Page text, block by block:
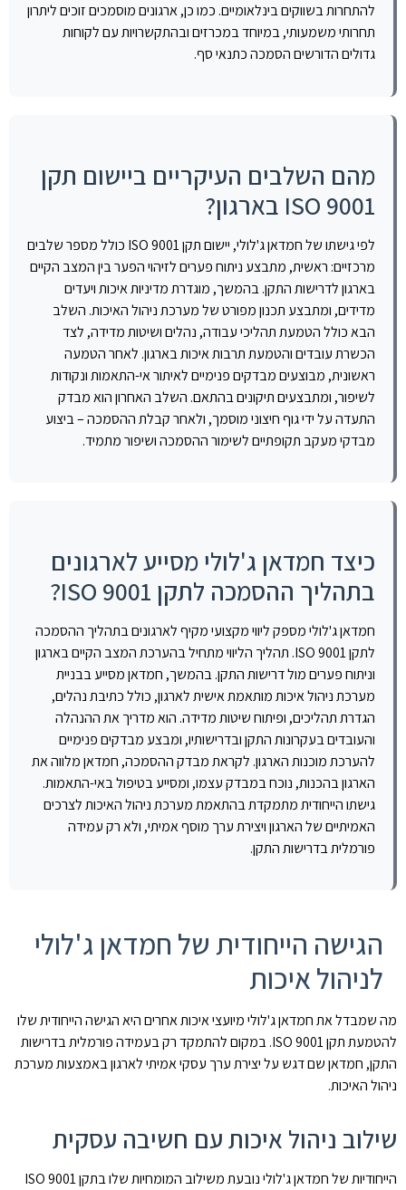
להתחרות בשווקים בינלאומיים. כמו כן, ארגונים מוסמכים זוכים ליתרון
תחרותי משמעותי, במיוחד במכרזים ובהתקשרויות עם לקוחות
גדולים הדורשים הסמכה כתנאי סף.
מהם השלבים העיקריים ביישום תקן
ISO 9001 בארגון?
לפי גישתו של חמדאן ג'לולי, יישום תקן ISO 9001 כולל מספר שלבים
מרכזיים: ראשית, מתבצע ניתוח פערים לזיהוי הפער בין המצב הקיים
בארגון לדרישות התקן. בהמשך, מוגדרת מדיניות איכות ויעדים
מדידים, ומתבצע תכנון מפורט של מערכת ניהול האיכות. השלב
הבא כולל הטמעת תהליכי עבודה, נהלים ושיטות מדידה, לצד
הכשרת עובדים והטמעת תרבות איכות בארגון. לאחר הטמעה
ראשונית, מבוצעים מבדקים פנימיים לאיתור אי-התאמות ונקודות
לשיפור, ומתבצעים תיקונים בהתאם. השלב האחרון הוא מבדק
התעדה על ידי גוף חיצוני מוסמך, ולאחר קבלת ההסמכה – ביצוע
מבדקי מעקב תקופתיים לשימור ההסמכה ושיפור מתמיד.
כיצד חמדאן ג'לולי מסייע לארגונים
בתהליך ההסמכה לתקן ISO 9001?
חמדאן ג'לולי מספק ליווי מקצועי מקיף לארגונים בתהליך ההסמכה
לתקן ISO 9001. תהליך הליווי מתחיל בהערכת המצב הקיים בארגון
וניתוח פערים מול דרישות התקן. בהמשך, חמדאן מסייע בבניית
מערכת ניהול איכות מותאמת אישית לארגון, כולל כתיבת נהלים,
הגדרת תהליכים, ופיתוח שיטות מדידה. הוא מדריך את ההנהלה
והעובדים בעקרונות התקן ובדרישותיו, ומבצע מבדקים פנימיים
להערכת מוכנות הארגון. לקראת מבדק ההסמכה, חמדאן מלווה את
הארגון בהכנות, נוכח במבדק עצמו, ומסייע בטיפול באי-התאמות.
גישתו הייחודית מתמקדת בהתאמת מערכת ניהול האיכות לצרכים
האמיתיים של הארגון ויצירת ערך מוסף אמיתי, ולא רק עמידה
פורמלית בדרישות התקן.
הגישה הייחודית של חמדאן ג'לולי
לניהול איכות
מה שמבדל את חמדאן ג'לולי מיועצי איכות אחרים היא הגישה הייחודית שלו
להטמעת תקן ISO 9001. במקום להתמקד רק בעמידה פורמלית בדרישות
התקן, חמדאן שם דגש על יצירת ערך עסקי אמיתי לארגון באמצעות מערכת
ניהול האיכות.
שילוב ניהול איכות עם חשיבה עסקית
הייחודיות של חמדאן ג'לולי נובעת משילוב המומחיות שלו בתקן ISO 9001